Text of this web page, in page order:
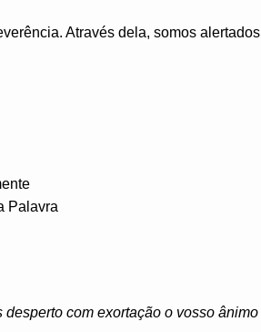
Através dela, somos alertados
Palavra
com exortação o vosso ânimo